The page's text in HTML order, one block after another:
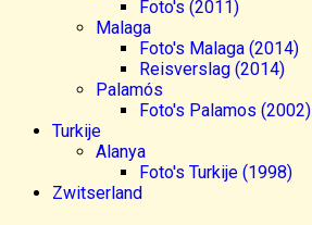
Foto's (2011)
Malaga
Foto's Malaga (2014)
Reisverslag (2014)
Palamós
Foto's Palamos (2002)
Turkije
Alanya
Foto's Turkije (1998)
Zwitserland